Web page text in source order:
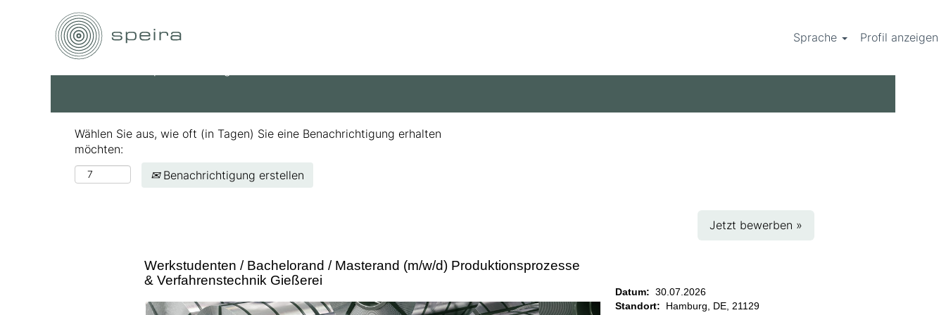
Sprache Profil anzeigen
Nach Stichwort suchen
Wählen Sie aus, wie oft (in Tagen) Sie eine Benachrichtigung erhalten
möchten:
Benachrichtigung erstellen
Jetzt bewerben »
Werkstudenten / Bachelorand / Masterand (m/w/d) Produktionsprozesse
& Verfahrenstechnik Gießerei
Datum:30.07.2026
Standort: Hamburg, DE, 21129